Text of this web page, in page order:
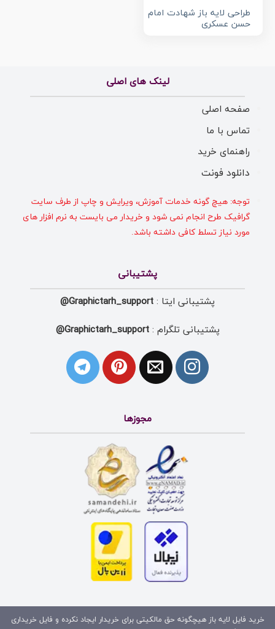
طراحی لایه باز شهادت امام
حسن عسکری
لینک های اصلی
صفحه اصلی
تماس با ما
راهنمای خرید
دانلود فونت
توجه: هیچ گونه خدمات آموزش، ویرایش و چاپ از طرف سایت
گرافیک طرح انجام نمی شود و خریدار می بایست به نرم افزار های
مورد نیاز تسلط کافی داشته باشد.
پشتیبانی
پشتیبانی ایتا : Graphictarh_support@
پشتیبانی تلگرام :Graphictarh_support@
مجوزها
خرید فایل لایه باز هیچگونه حق مالکیتی برای خریدار ایجاد نکرده و فایل خریداری